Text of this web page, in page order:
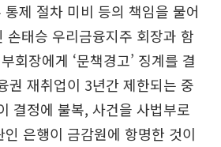
제 절차 미비 등의 책임을 물어
손태승 우리금융지주 회장과 함
회장에게 ‘문책경고’ 징계를 결
권 재취업이 3년간 제한되는 중
결정에 불복, 사건을 사법부로
은행이 금감원에 항명한 것이